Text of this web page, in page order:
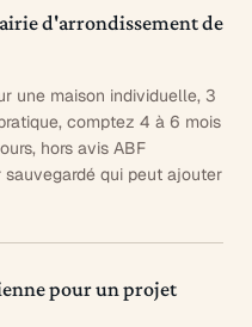
d'arrondissement de
une maison individuelle, 3
comptez 4 à 6 mois
hors avis ABF
qui peut ajouter
pour un projet